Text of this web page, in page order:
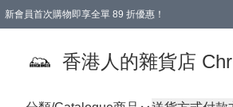
新會員首次購物即享全單 89 折優惠！
香港人的雜貨店